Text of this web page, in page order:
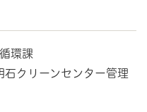
環課
クリーンセンター管理